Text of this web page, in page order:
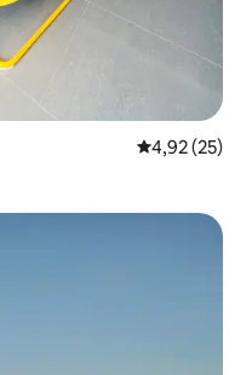
4,92 de uma
4,92 (25)